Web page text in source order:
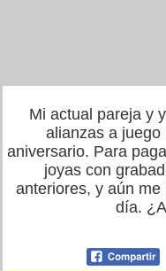
Mi actual pareja y
alianzas a
aniversario. Para
joyas con
anteriores, y aún
día.